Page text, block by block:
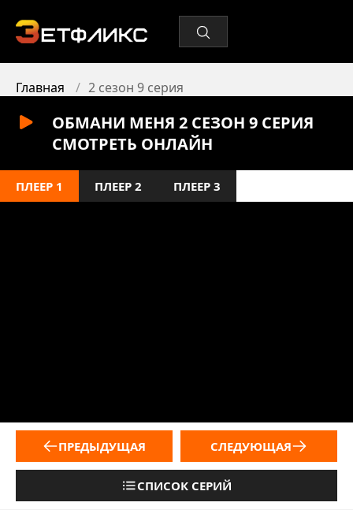
Главная 2 сезон 9 серия
ОБМАНИ МЕНЯ 2 СЕЗОН 9 СЕРИЯ
СМОТРЕТЬ ОНЛАЙН
ПЛЕЕР 1 ПЛЕЕР 2 ПЛЕЕР 3
ПРЕДЫДУЩАЯ
СПИСОК СЕРИЙ
СЛЕДУЮЩАЯ